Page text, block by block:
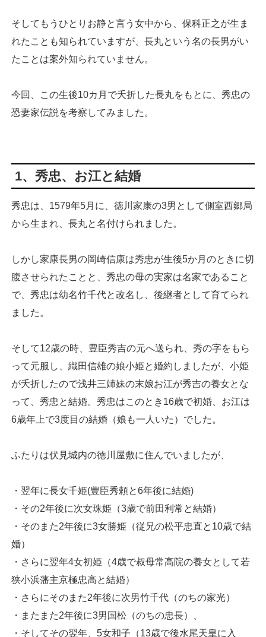
そしてもうひとりお静と言う女中から、保科正之が生ま
れたことも知られていますが、長丸という名の長男がい
たことは案外知られていません。
今回、この生後10カ月で夭折した長丸をもとに、秀忠の
恐妻家伝説を考察してみました。
1、秀忠、お江と結婚
秀忠は、1579年5月に、徳川家康の3男として側室西郷局
から生まれ、長丸と名付けられました。
しかし家康長男の岡崎信康は秀忠が生後5か月のときに切
腹させられたことと、秀忠の母の実家は名家であること
で、秀忠は幼名竹千代と改名し、後継者として育てられ
ました。
そして12歳の時、豊臣秀吉の元へ送られ、秀の字をもら
って元服し、織田信雄の娘小姫と婚約しましたが、小姫
が夭折したので浅井三姉妹の末娘お江が秀吉の養女とな
って、秀忠と結婚。秀忠はこのとき16歳で初婚、お江は
6歳年上で3度目の結婚（娘も一人いた）でした。
ふたりは伏見城内の徳川屋敷に住んでいましたが、
・翌年に長女千姫(豊臣秀頼と6年後に結婚)
・その2年後に次女珠姫（3歳で前田利常と結婚）
・そのまた2年後に3女勝姫（従兄の松平忠直と10歳で結
婚）
・さらに翌年4女初姫（4歳で叔母常高院の養女として若
狭小浜藩主京極忠高と結婚）
・さらにそのまた2年後に次男竹千代（のちの家光）
・またまた2年後に3男国松（のちの忠長）、
・そしてその翌年、5女和子（13歳で後水尾天皇に入